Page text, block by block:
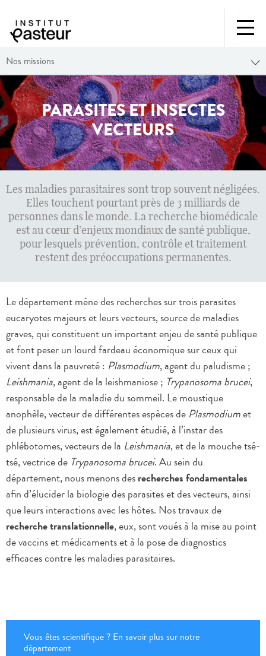
Nos missions
PARASITES ET INSECTES
VECTEURS
Les maladies parasitaires sont trop souvent négligées.
Elles touchent pourtant près de 3 milliards de
personnes dans le monde. La recherche biomédicale
est au cœur d’enjeux mondiaux de santé publique,
pour lesquels prévention, contrôle et traitement
restent des préoccupations permanentes.
Le département mène des recherches sur trois parasites
eucaryotes majeurs et leurs vecteurs, source de maladies
graves, qui constituent un important enjeu de santé publique
et font peser un lourd fardeau économique sur ceux qui
vivent dans la pauvreté : Plasmodium, agent du paludisme ;
Leishmania, agent de la leishmaniose ; Trypanosoma brucei,
responsable de la maladie du sommeil. Le moustique
anophèle, vecteur de différentes espèces de Plasmodiumet
de plusieurs virus, est également étudié, à l’instar des
phlébotomes, vecteurs de la Leishmania, et de la mouche tsé-
tsé, vectrice de Trypanosoma brucei. Au sein du
département, nous menons desrecherches fondamentales
afin d’élucider la biologie des parasites et des vecteurs, ainsi
que leurs interactions avec les hôtes. Nos travaux de
recherche translationnelle, eux, sont voués à la mise au point
de vaccins et médicaments et à la pose de diagnostics
efficaces contre les maladies parasitaires.
Vous êtes scientifique ? En savoir plus sur notre
département